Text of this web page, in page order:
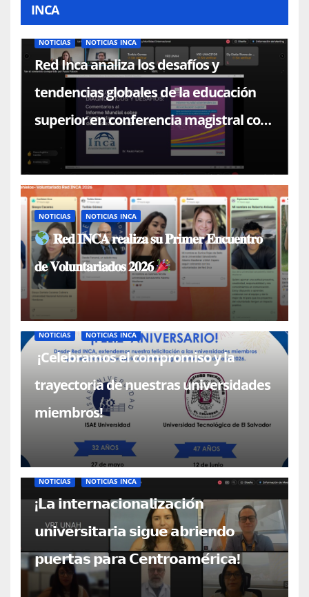
INCA
NOTICIAS NOTICIAS INCA
Red Inca analiza los desafíos y
tendencias globales de la educación
superior en conferencia magistral con
el Dr. Paulo Falcón
NOTICIAS NOTICIAS INCA
𝐑𝐞𝐝 𝐈𝐍𝐂𝐀 𝐫𝐞𝐚𝐥𝐢𝐳𝐚 𝐬𝐮 𝐏𝐫𝐢𝐦𝐞𝐫 𝐄𝐧𝐜𝐮𝐞𝐧𝐭𝐫𝐨
𝐝𝐞 𝐕𝐨𝐥𝐮𝐧𝐭𝐚𝐫𝐢𝐚𝐝𝐨𝐬 𝟐𝟎𝟐𝟔
NOTICIAS NOTICIAS INCA
¡Celebramos el compromiso y la
trayectoria de nuestras universidades
miembros!
NOTICIAS NOTICIAS INCA
¡𝗟𝗮 𝗶𝗻𝘁𝗲𝗿𝗻𝗮𝗰𝗶𝗼𝗻𝗮𝗹𝗶𝘇𝗮𝗰𝗶𝗼́𝗻
𝘂𝗻𝗶𝘃𝗲𝗿𝘀𝗶𝘁𝗮𝗿𝗶𝗮 𝘀𝗶𝗴𝘂𝗲 𝗮𝗯𝗿𝗶𝗲𝗻𝗱𝗼
𝗽𝘂𝗲𝗿𝘁𝗮𝘀 𝗽𝗮𝗿𝗮 𝗖𝗲𝗻𝘁𝗿𝗼𝗮𝗺𝗲́𝗿𝗶𝗰𝗮!